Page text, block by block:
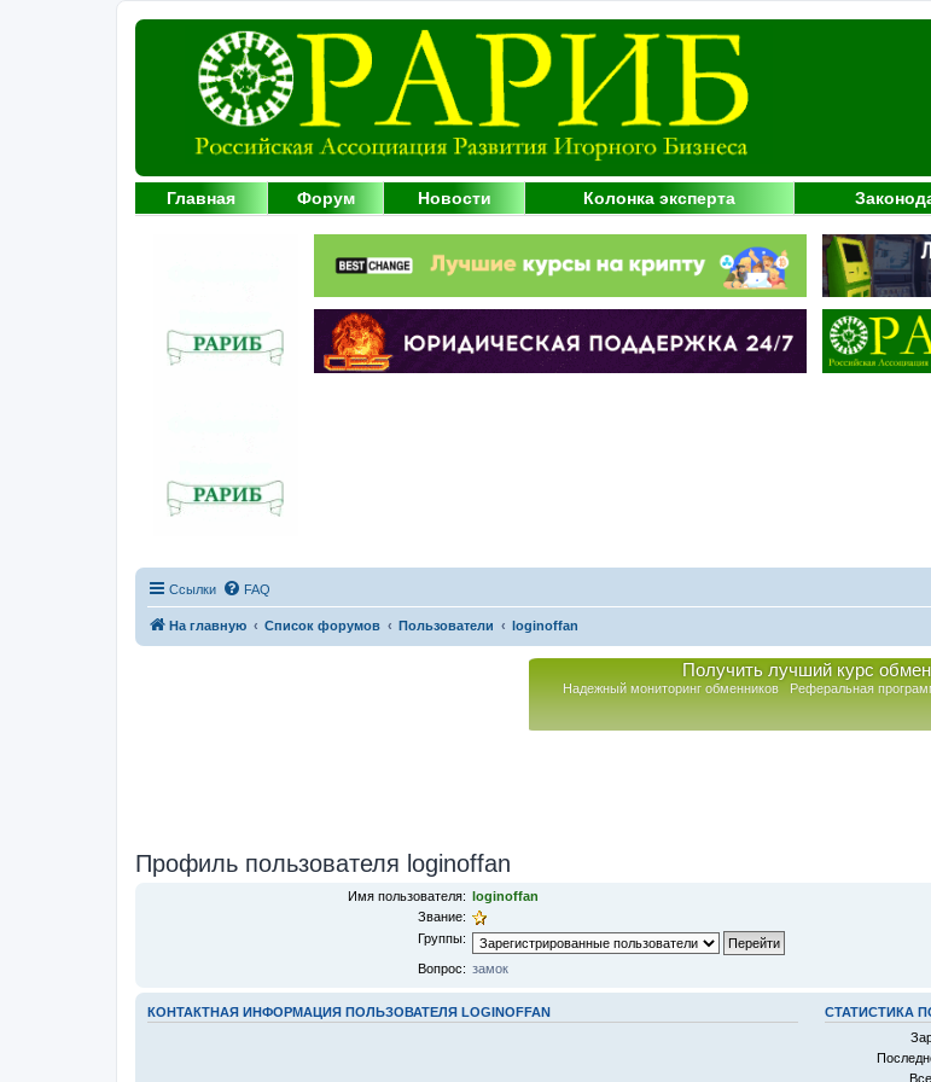
Главная Форум Новости Колонка эксперта
Ссылки FAQ
На главную Список форумов Пользователи loginoffan
Получить лучший курс
Надежный мониторинг обменников Реферальная
Профиль пользователя loginoffan
Имя пользователя: loginoffan
Звание:
Группы:
Вопрос: замок
КОНТАКТНАЯ ИНФОРМАЦИЯ ПОЛЬЗОВАТЕЛЯ LOGINOFFAN
СТАТИСТИКА